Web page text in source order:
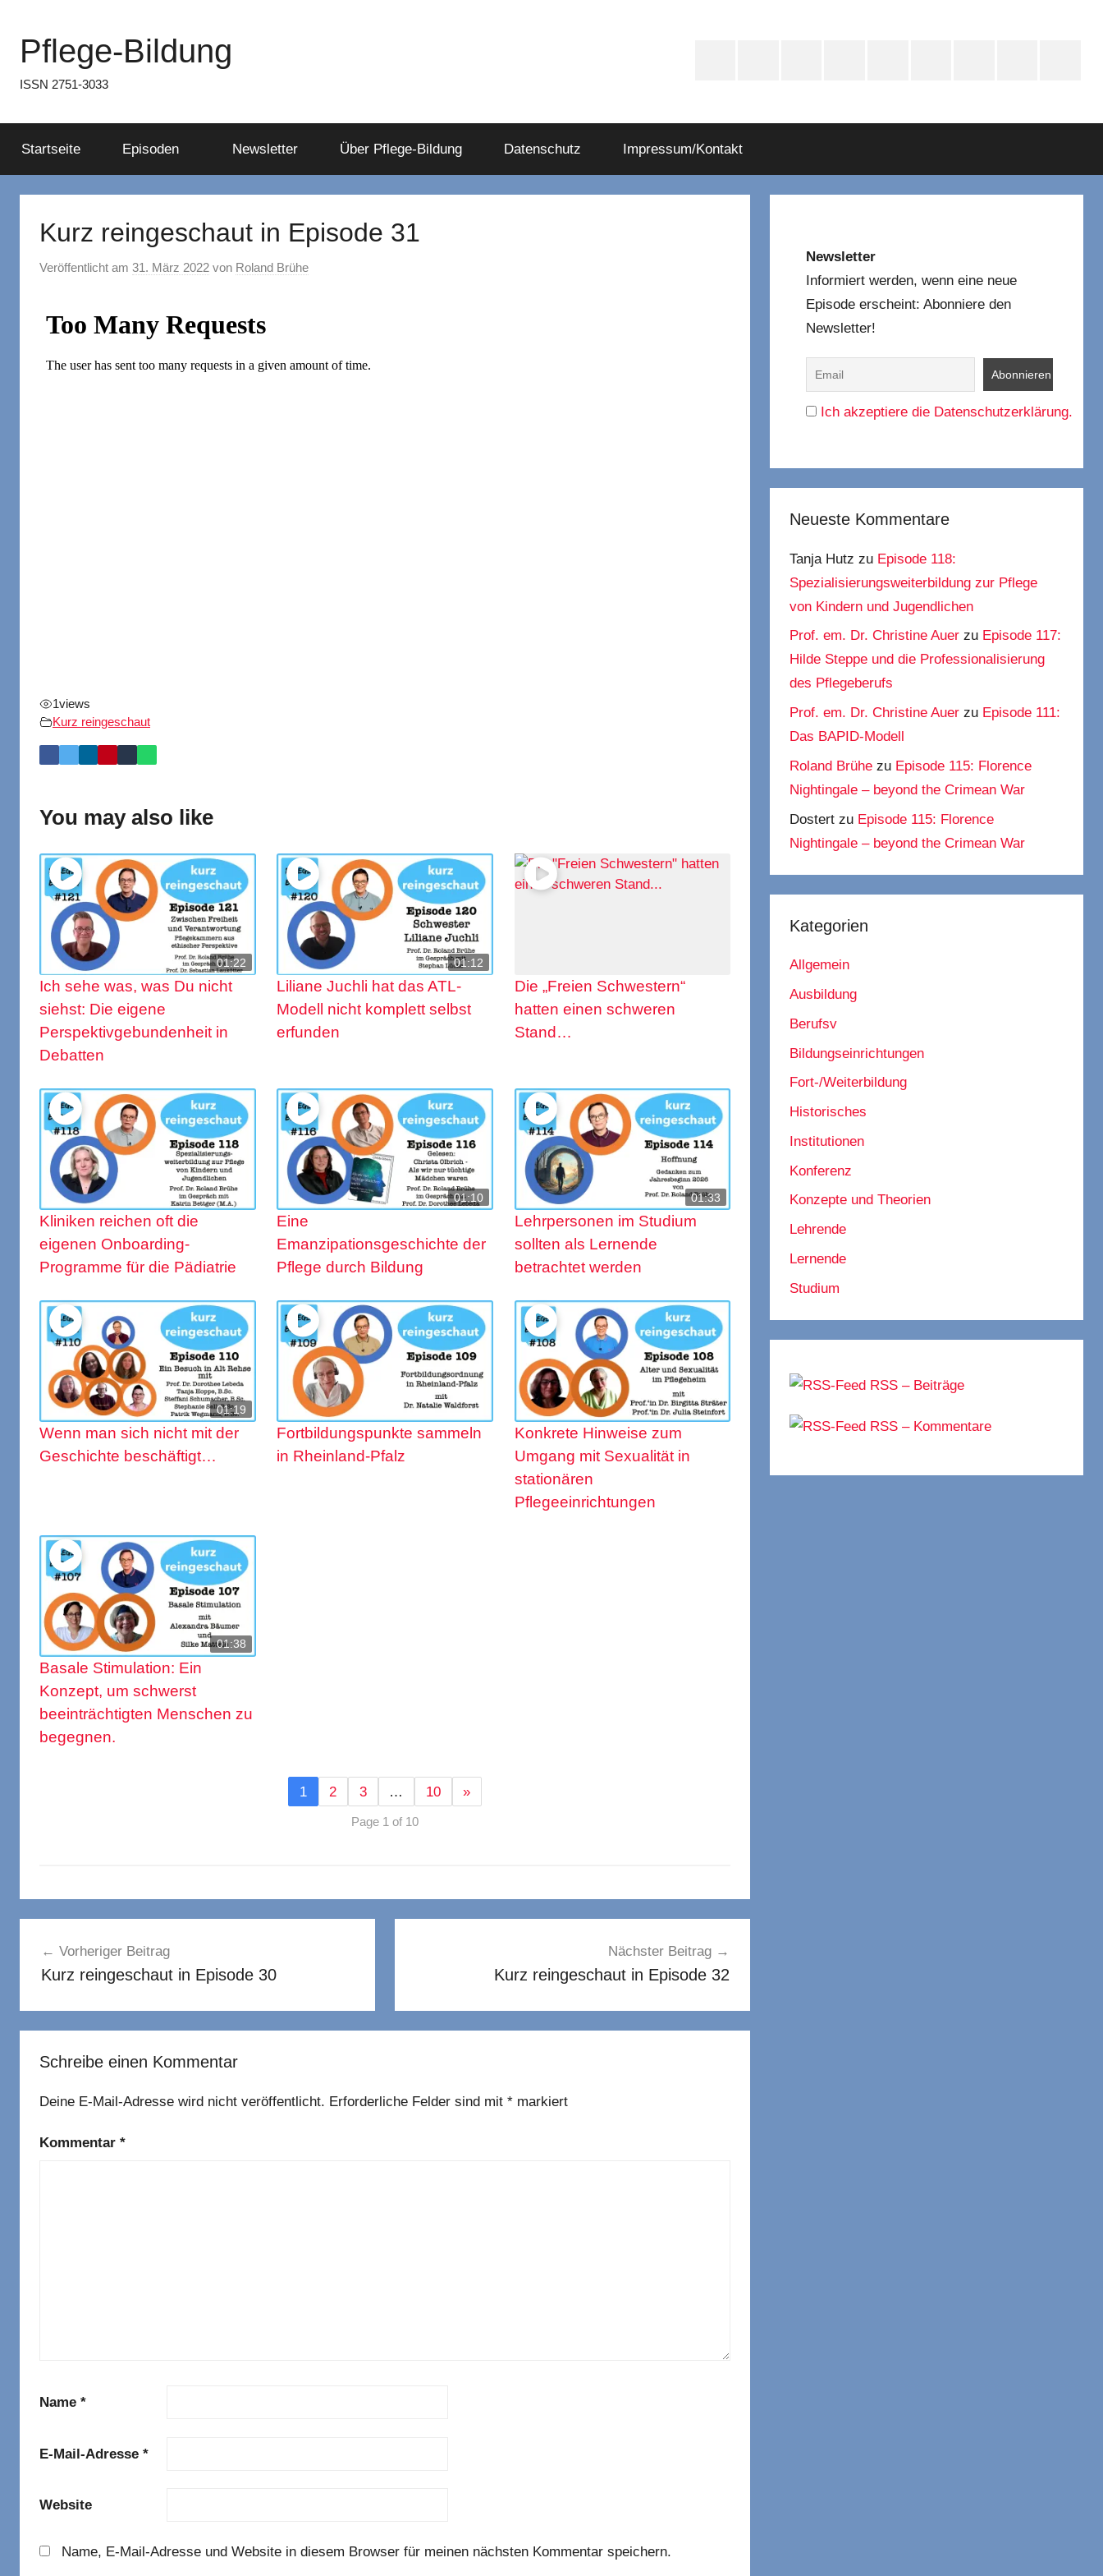
springenPflege-Bildung
ISSN 2751-3033
Startseite Episoden Newsletter Über Pflege-Bildung Datenschutz Impressum/Kontakt
Kurz reingeschaut in Episode 31
Veröffentlicht am 31. März 2022 von Roland Brühe
1views
Kurz reingeschaut
You may also like
01:22
Ich sehe was, was Du nicht
siehst: Die eigene
Perspektivgebundenheit in
Debatten
01:12
Liliane Juchli hat das ATL-
Modell nicht komplett selbst
erfunden
Die „Freien Schwestern“
hatten einen schweren
Stand…
Kliniken reichen oft die
eigenen Onboarding-
Programme für die Pädiatrie
01:10
Eine
Emanzipationsgeschichte der
Pflege durch Bildung
01:33
Lehrpersonen im Studium
sollten als Lernende
betrachtet werden
01:19
Wenn man sich nicht mit der
Geschichte beschäftigt…
Fortbildungspunkte sammeln
in Rheinland-Pfalz
Konkrete Hinweise zum
Umgang mit Sexualität in
stationären
Pflegeeinrichtungen
01:38
Basale Stimulation: Ein
Konzept, um schwerst
beeinträchtigten Menschen zu
begegnen.
1 2 3 … 10 »
Page 1 of 10
Vorheriger Beitrag
Kurz reingeschaut in Episode 30
Nächster Beitrag
Kurz reingeschaut in Episode 32
Schreibe einen Kommentar
Deine E-Mail-Adresse wird nicht veröffentlicht. Erforderliche Felder sind mit * markiert
Kommentar *
Name *
E-Mail-Adresse *
Website
Name, E-Mail-Adresse und Website in diesem Browser für meinen nächsten Kommentar speichern.
Newsletter
Informiert werden, wenn eine neue
Episode erscheint: Abonniere den
Newsletter!
Ich akzeptiere die Datenschutzerklärung.
Neueste Kommentare
Tanja Hutz zu Episode 118:
Spezialisierungsweiterbildung zur Pflege
von Kindern und Jugendlichen
Prof. em. Dr. Christine Auer zu Episode 117:
Hilde Steppe und die Professionalisierung
des Pflegeberufs
Prof. em. Dr. Christine Auer zu Episode 111:
Das BAPID-Modell
Roland Brühe zu Episode 115: Florence
Nightingale – beyond the Crimean War
Dostert zu Episode 115: Florence
Nightingale – beyond the Crimean War
Kategorien
Allgemein
Ausbildung
Berufsv
Bildungseinrichtungen
Fort-/Weiterbildung
Historisches
Institutionen
Konferenz
Konzepte und Theorien
Lehrende
Lernende
Studium
RSS – Beiträge
RSS – Kommentare